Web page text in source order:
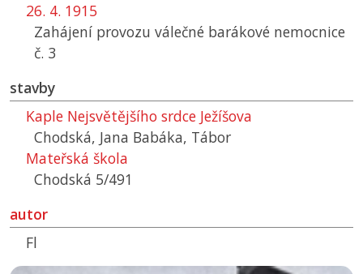
26. 4. 1915
Zahájení provozu válečné barákové nemocnice
č. 3
stavby
Kaple Nejsvětějšího srdce Ježíšova
Chodská, Jana Babáka, Tábor
Mateřská škola
Chodská 5/491
autor
Fl